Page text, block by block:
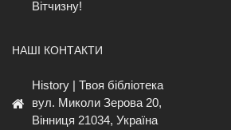
Вітчизну!
НАШІ КОНТАКТИ
History | Твоя бібліотека
вул. Миколи Зерова 20,
Вінниця 21034, Україна